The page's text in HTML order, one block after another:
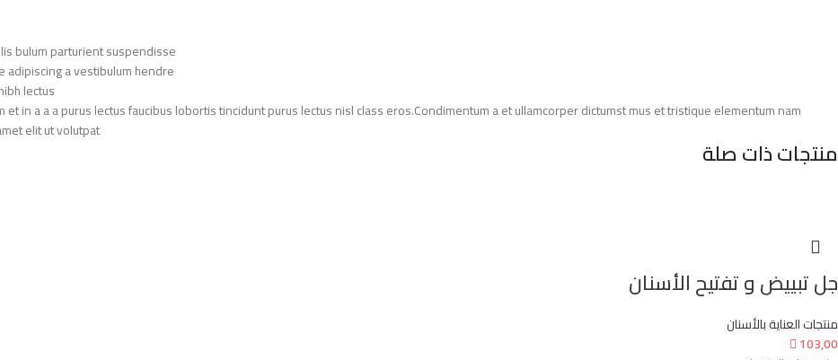
bulum parturient suspendisse.
a vestibulum hendre.
lectus.
in a a a purus lectus faucibus lobortis tincidunt purus lectus nisl class eros.Condimentum a et ullamcorper dictumst mus et tristique elementum nam
elit ut volutpat.
منتجات ذات صلة
جل تبييض و تفتيح الأسنان
منتجات العناية بالأسنان
103,00